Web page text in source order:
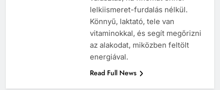
lelkiismeret-furdalás nélkül.
Könnyű, laktató, tele van
vitaminokkal, és segít megőrizni
az alakodat, miközben feltölt
energiával.
Read Full News